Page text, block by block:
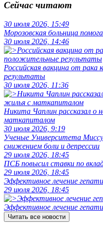
Сейчас читают
30 июля 2026, 15:49
Морозовская больница
30 июля 2026, 14:46
Российская вакцина от
результаты
30 июля 2026, 11:36
Никита Чаплин рассказал о
маткапиталом
30 июля 2026, 9:19
Ученые Университета
снижением боли и депрессии
29 июля 2026, 18:45
ПСБ повысил ставки по
29 июля 2026, 18:45
Эффективное лечение
29 июля 2026, 18:45
Эффективное лечение
Читать все новости